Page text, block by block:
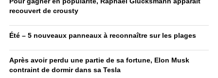
recouvert de crousty
Été – 5 nouveaux panneaux à reconnaître sur les plages
Après avoir perdu une partie de sa fortune, Elon Musk
contraint de dormir dans sa Tesla